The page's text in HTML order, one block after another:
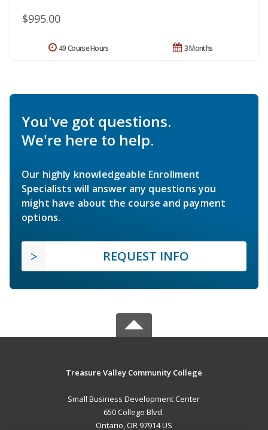
$995.00
3 Months
49 Course Hours
You've got questions.
We're here to help.
Our highly knowledgeable Enrollment
Specialists will answer any questions you
might have about the course and payment
options.
REQUEST INFO
Treasure Valley Community College
Small Business Development Center
650 College Blvd.
Ontario, OR 97914 US